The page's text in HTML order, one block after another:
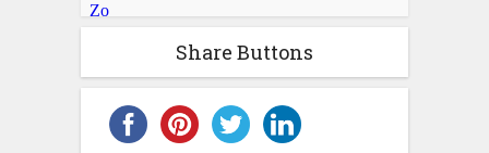
Share Buttons